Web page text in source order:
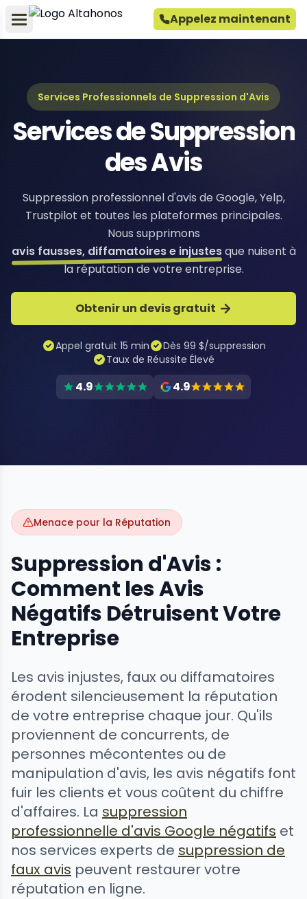
Appelez maintenant
Services Professionnels de Suppression d'Avis
Services de Suppression
des Avis
Suppression professionnel d'avis de Google, Yelp,
Trustpilot et toutes les plateformes principales.
Nous supprimons
avis fausses, diffamatoires e injustesque nuisent à
la réputation de votre entreprise.
Obtenir un devis gratuit
Appel gratuit 15 min
Dès 99 $/suppression
Taux de Réussite Élevé
4.9 4.9
Menace pour la Réputation
Suppression d'Avis :
Comment les Avis
Négatifs Détruisent Votre
Entreprise
Les avis injustes, faux ou diffamatoires
érodent silencieusement la réputation
de votre entreprise chaque jour. Qu'ils
proviennent de concurrents, de
personnes mécontentes ou de
manipulation d'avis, les avis négatifs font
fuir les clients et vous coûtent du chiffre
d'affaires. La suppression
professionnelle d'avis Google négatifs et
nos services experts de suppression de
faux avis peuvent restaurer votre
réputation en ligne.